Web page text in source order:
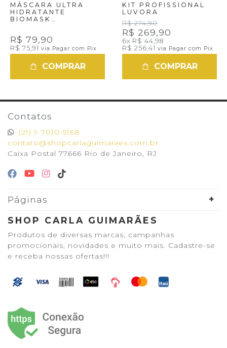
MÁSCARA ULTRA
HIDRATANTE
BIOMASK
R$ 79,90
R$ 75,91 via Pagar com Pix
COMPRAR
KIT PROFISSIONAL
LUVORA
R$ 274,90
R$ 269,90
6x R$ 44,98
R$ 256,41 via Pagar com Pix
COMPRAR
Contatos
(21) 9 7010-5168
contato@shopcarlaguimaraes.com.br
Caixa Postal 77666 Rio de Janeiro, RJ
Páginas
SHOP CARLA GUIMARÃES
Produtos de diversas marcas, campanhas
promocionais, novidades e muito mais. Cadastre-se
e receba nossas ofertas!!!